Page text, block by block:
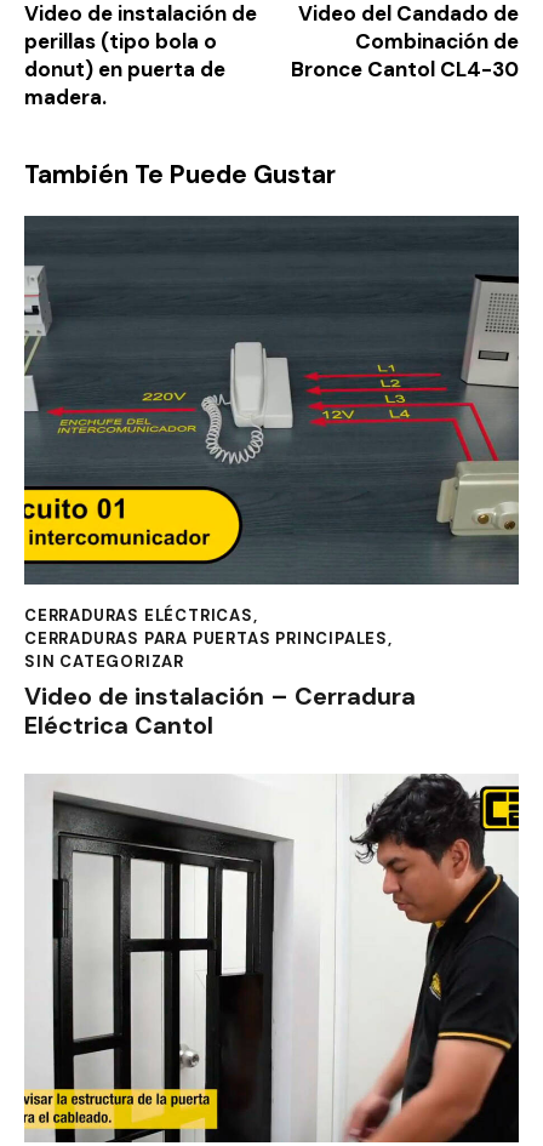
Video de instalación de
perillas (tipo bola o
donut) en puerta de
madera.
Video del Candado de
Combinación de
Bronce Cantol CL4-30
También Te Puede Gustar
CERRADURAS ELÉCTRICAS,
CERRADURAS PARA PUERTAS PRINCIPALES,
SIN CATEGORIZAR
Video de instalación – Cerradura
Eléctrica Cantol